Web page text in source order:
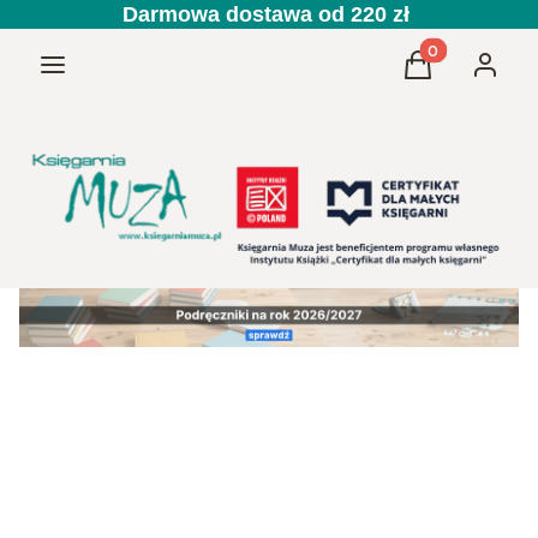
Darmowa dostawa od 220 zł
Menu Produkty w
Koszyk